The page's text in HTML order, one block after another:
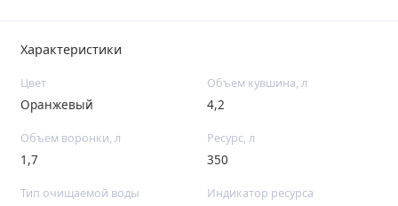
Характеристики
Цвет
Оранжевый
Объем кувшина, л
4,2
Объем воронки, л
1,7
Ресурс, л
350
Тип очищаемой воды Индикатор ресурса